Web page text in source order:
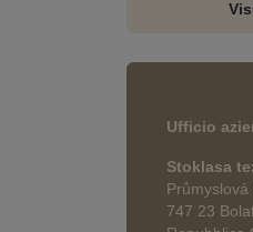
Ufficio
Stoklasa
Průmyslová
747 23